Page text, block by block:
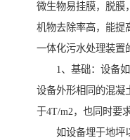
微生物易挂膜，脱膜
机物去除率高，能提
一体化污水处理装置
1、基础：设备如
设备外形相同的混凝
于4T/m2，也同时要
如设备埋于地坪以